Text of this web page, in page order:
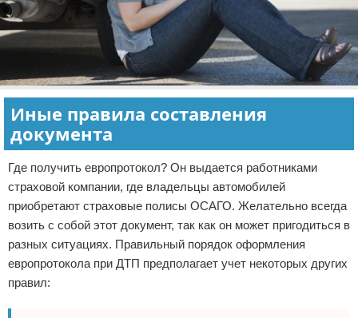
Иные правила составления
документа
Где получить европротокол? Он выдается работниками
страховой компании, где владельцы автомобилей
приобретают страховые полисы ОСАГО. Желательно всегда
возить с собой этот документ, так как он может пригодиться в
разных ситуациях. Правильный порядок оформления
европротокола при ДТП предполагает учет некоторых других
правил: